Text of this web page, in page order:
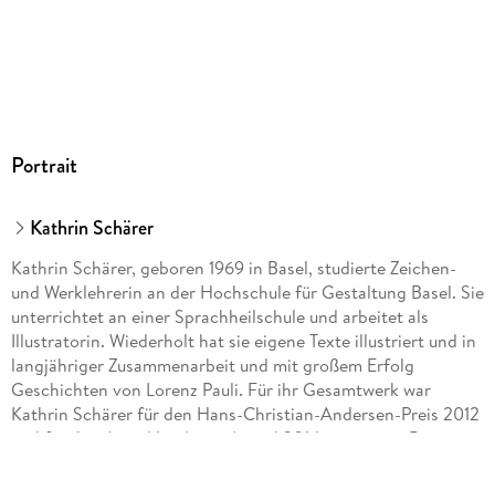
Portrait
Kathrin Schärer
Kathrin Schärer, geboren 1969 in Basel, studierte Zeichen-
und Werklehrerin an der Hochschule für Gestaltung Basel. Sie
unterrichtet an einer Sprachheilschule und arbeitet als
Illustratorin. Wiederholt hat sie eigene Texte illustriert und in
langjähriger Zusammenarbeit und mit großem Erfolg
Geschichten von Lorenz Pauli. Für ihr Gesamtwerk war
Kathrin Schärer für den Hans-Christian-Andersen-Preis 2012
und für den Astrid Lindgren Award 2014 nominiert. Bereits